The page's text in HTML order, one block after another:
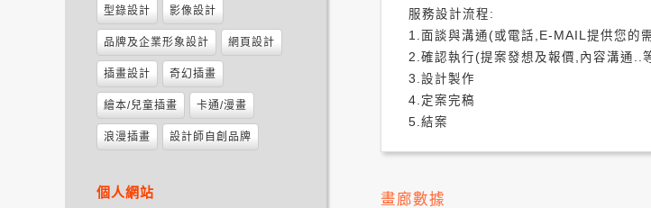
服務設計流程:
1.面談與溝通(或電話,E-MAIL提供您的
2.確認執行(提案發想及報價,內容溝通..
3.設計製作
4.定案完稿
5.結案
畫廊數據
型錄設計 影像設計
品牌及企業形象設計 網頁設計
插畫設計 奇幻插畫
繪本/兒童插畫 卡通/漫畫
浪漫插畫 設計師自創品牌
個人網站